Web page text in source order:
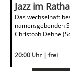
Jazz im
Das wechselhaft
namensgebenden
Christoph Dehne
20:00 Uhr | frei